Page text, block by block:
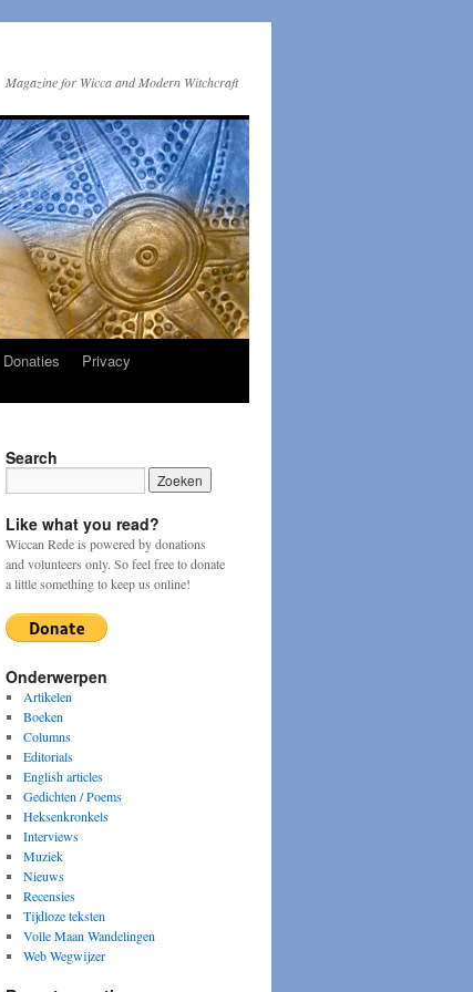
Magazine for Wicca and Modern Witchcraft
Donaties Privacy
Search
Like what you read?
Wiccan Rede is powered by donations
and volunteers only. So feel free to donate
a little something to keep us online!
Onderwerpen
Artikelen
Boeken
Columns
Editorials
English articles
Gedichten / Poems
Heksenkronkels
Interviews
Muziek
Nieuws
Recensies
Tijdloze teksten
Volle Maan Wandelingen
Web Wegwijzer